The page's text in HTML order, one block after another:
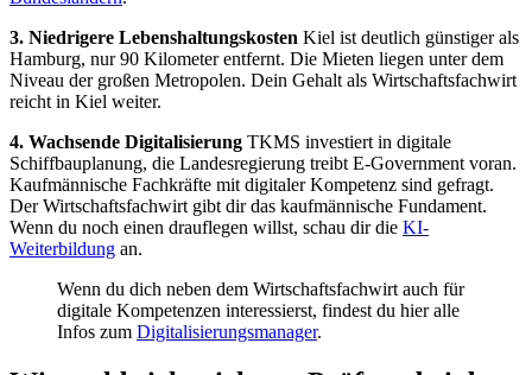
3. Niedrigere Lebenshaltungskosten Kiel ist deutlich günstiger als
Hamburg, nur 90 Kilometer entfernt. Die Mieten liegen unter dem
Niveau der großen Metropolen. Dein Gehalt als Wirtschaftsfachwirt
reicht in Kiel weiter.
4. Wachsende Digitalisierung TKMS investiert in digitale
Schiffbauplanung, die Landesregierung treibt E-Government voran.
Kaufmännische Fachkräfte mit digitaler Kompetenz sind gefragt.
Der Wirtschaftsfachwirt gibt dir das kaufmännische Fundament.
Wenn du noch einen drauflegen willst, schau dir die KI-
Weiterbildung an.
Wenn du dich neben dem Wirtschaftsfachwirt auch für
digitale Kompetenzen interessierst, findest du hier alle
Infos zum Digitalisierungsmanager.